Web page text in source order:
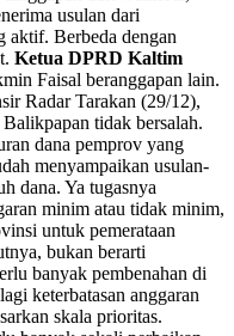
usulan dari
Berbeda dengan
Ketua DPRD Kaltim
Faisal beranggapan lain.
Radar Tarakan (29/12),
tidak bersalah.
dana pemprov yang
menyampaikan usulan-
dana. Ya tugasnya
minim atau tidak minim,
untuk pemerataan
bukan berarti
banyak pembenahan di
keterbatasan anggaran
skala prioritas.